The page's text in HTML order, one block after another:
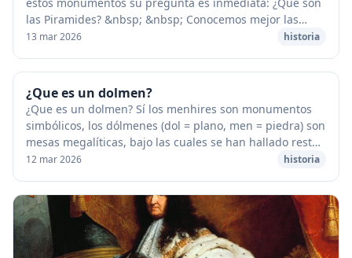
las Piramides? &nbsp; &nbsp; Conocemos mejor las
costumbres de los antiguos egipcios que su historia...
13 mar 2026 historia
¿Que es un dolmen?
¿Que es un dolmen? Sí los menhires son monumentos
simbólicos, los dólmenes (dol = plano, men = piedra) son
mesas megalíticas, bajo las cuales se han hallado restos
de hombres que vivieron en los tiemp...
12 mar 2026 historia